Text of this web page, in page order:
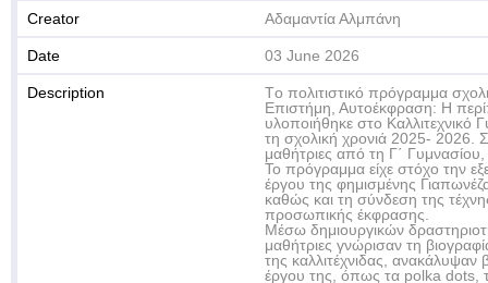
Creator Αδαμαντία Αλμπάνη
Date 03 June 2026
Description
Tο πολιτιστικό πρόγραμμα
Επιστήμη, Αυτοέκφραση: Η
υλοποιήθηκε στο
τη σχολική χρονιά 2025- 2026.
μαθήτριες από τη Γ΄ Γυμνασίου,
Το πρόγραμμα είχε στόχο την
έργου της φημισμένης
καθώς και τη σύνδεση της
προσωπικής έκφρασης.
Μέσω δημιουργικών
μαθήτριες γνώρισαν τη
της καλλιτέχνιδας, ανακάλυψαν
έργου της, όπως τα polka dots,